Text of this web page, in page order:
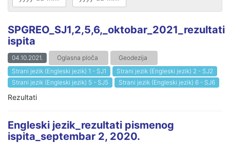
SPGREO_SJ1,2,5,6,_oktobar_2021_rezultati
ispita
04.10.2021. Oglasna ploča
Geodezija
Strani jezik (Engleski jezik) 1 - SJ1
Strani jezik (Engleski jezik) 2 - SJ2
Strani jezik (Engleski jezik) 5 - SJ5
Strani jezik (Engleski jezik) 6 - SJ6
Rezultati
Engleski jezik_rezultati pismenog
ispita_septembar 2, 2020.